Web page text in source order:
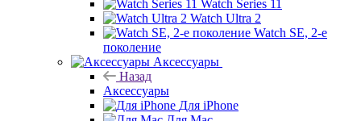
Watch Series 11
Watch Ultra 2
Watch SE, 2-е
поколение
Аксессуары
Назад
Аксессуары
Для iPhone